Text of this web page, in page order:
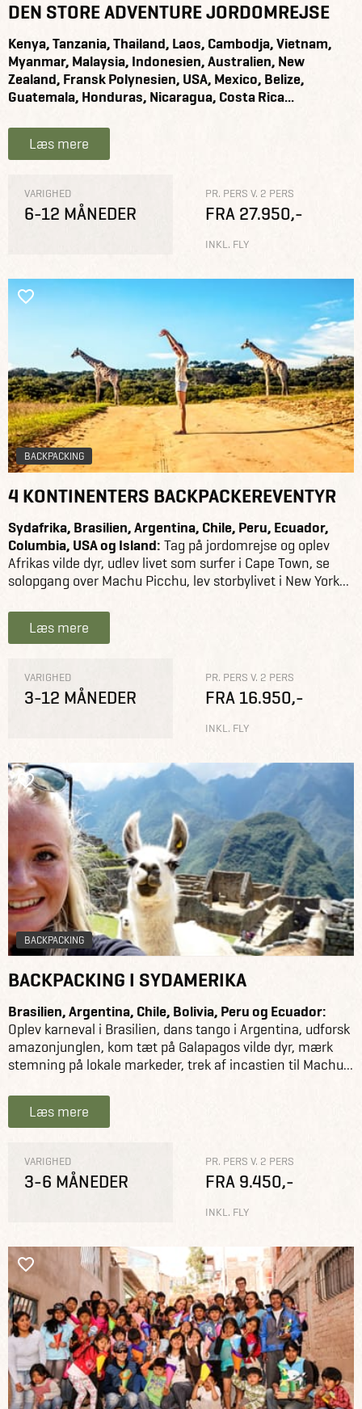
DEN STORE ADVENTURE JORDOMREJSE
Kenya, Tanzania, Thailand, Laos, Cambodja, Vietnam,
Myanmar, Malaysia, Indonesien, Australien, New
Zealand, Fransk Polynesien, USA, Mexico, Belize,
Guatemala, Honduras, Nicaragua, Costa Rica...
Læs mere
VARIGHED
6-12 MÅNEDER
PR. PERS V. 2 PERS
FRA 27.950,-
INKL. FLY
BACKPACKING
4 KONTINENTERS BACKPACKEREVENTYR
Sydafrika, Brasilien, Argentina, Chile, Peru, Ecuador,
Columbia, USA og Island: Tag på jordomrejse og oplev
Afrikas vilde dyr, udlev livet som surfer i Cape Town, se
solopgang over Machu Picchu, lev storbylivet i New York...
Læs mere
VARIGHED
3-12 MÅNEDER
PR. PERS V. 2 PERS
FRA 16.950,-
INKL. FLY
BACKPACKING
BACKPACKING I SYDAMERIKA
Brasilien, Argentina, Chile, Bolivia, Peru og Ecuador:
Oplev karneval i Brasilien, dans tango i Argentina, udforsk
amazonjunglen, kom tæt på Galapagos vilde dyr, mærk
stemning på lokale markeder, trek af incastien til Machu...
Læs mere
VARIGHED
3-6 MÅNEDER
PR. PERS V. 2 PERS
FRA 9.450,-
INKL. FLY